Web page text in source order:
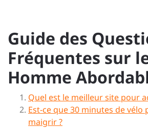
Guide des
Fréquentes sur
Homme
Quel est le meilleur site pour
Est-ce que 30 minutes de
maigrir ?